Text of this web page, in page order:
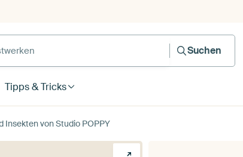
Suchen
Tipps & Tricks
Insekten von Studio POPPY